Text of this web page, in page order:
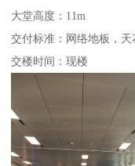
大堂高度：11m
交付标准：网络地板，
交楼时间：现楼